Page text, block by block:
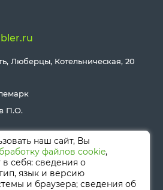
Люберцы, Котельническая, 20
П.О.
характер и не является
наш сайт, Вы
файлов cookie,
себя: сведения о
язык и версию
и браузера; сведения об